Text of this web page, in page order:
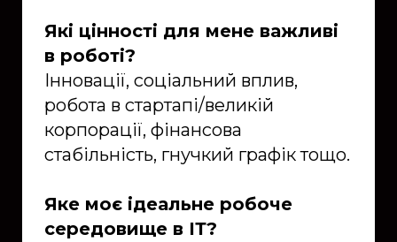
Які цінності для мене важливі
в роботі?
Інновації, соціальний вплив,
робота в стартапі/великій
корпорації, фінансова
стабільність, гнучкий графік тощо.
Яке моє ідеальне робоче
середовище в ІТ?